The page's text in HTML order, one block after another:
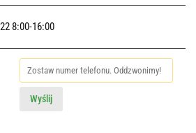
8:00-16:00
Wyślij